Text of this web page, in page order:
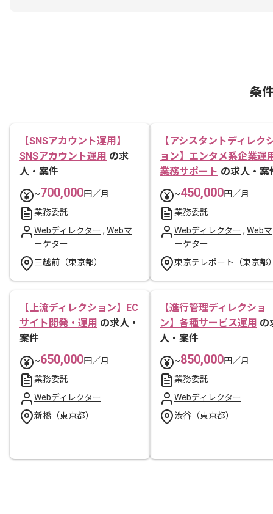
条
【SNSアカウント運用】
SNSアカウント運用 の求
人・案件
~700,000円／月
業務委託
Webディレクター , Webマ
ーケター
三越前（東京都）
【アシスタントディレク
ョン】エンタメ系企業運
業務サポート の求人・案
~450,000円／月
業務委託
Webディレクター , Webマ
ーケター
東京テレポート（東京都
【上流ディレクション】EC
サイト開発・運用 の求人・
案件
~650,000円／月
業務委託
Webディレクター
新橋（東京都）
【進行管理ディレクショ
ン】各種サービス運用 の
人・案件
~850,000円／月
業務委託
Webディレクター
渋谷（東京都）